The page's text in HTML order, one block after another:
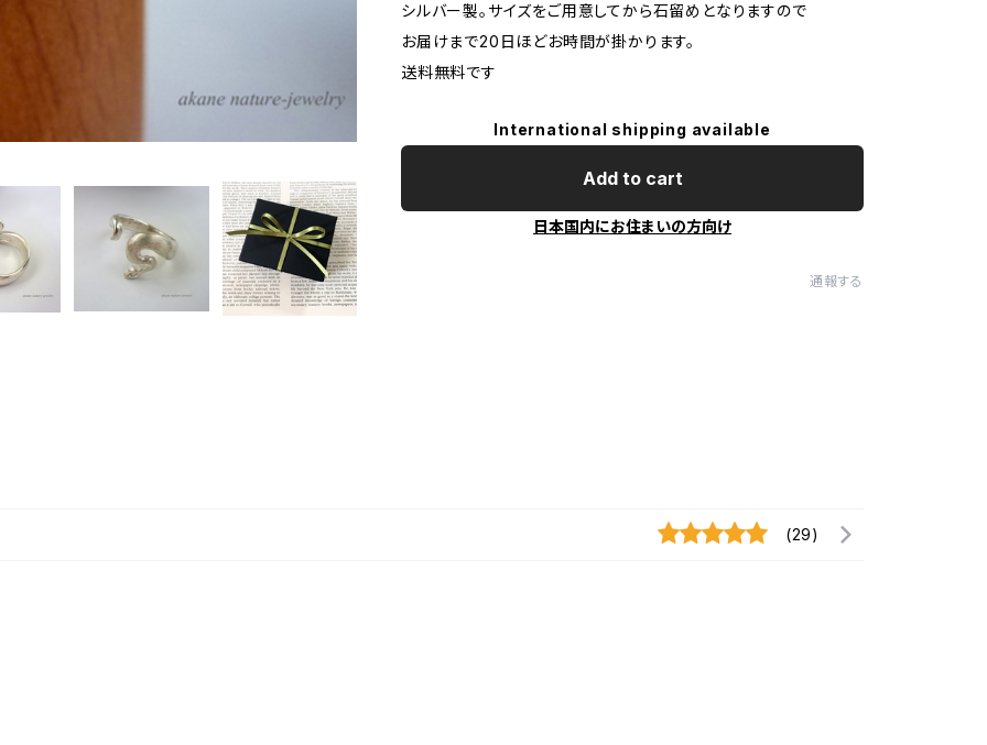
シルバー製。サイズをご用意してから石留めとなりますので
お届けまで20日ほどお時間が掛かります。
送料無料です
International shipping available
Add to cart
日本国内にお住まいの方向け
通報する
(29)